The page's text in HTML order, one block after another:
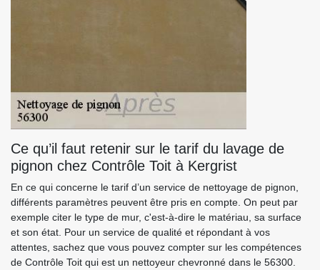
Ce qu’il faut retenir sur le tarif du lavage de
pignon chez Contrôle Toit à Kergrist
En ce qui concerne le tarif d’un service de nettoyage de pignon,
différents paramètres peuvent être pris en compte. On peut par
exemple citer le type de mur, c'est-à-dire le matériau, sa surface
et son état. Pour un service de qualité et répondant à vos
attentes, sachez que vous pouvez compter sur les compétences
de Contrôle Toit qui est un nettoyeur chevronné dans le 56300.